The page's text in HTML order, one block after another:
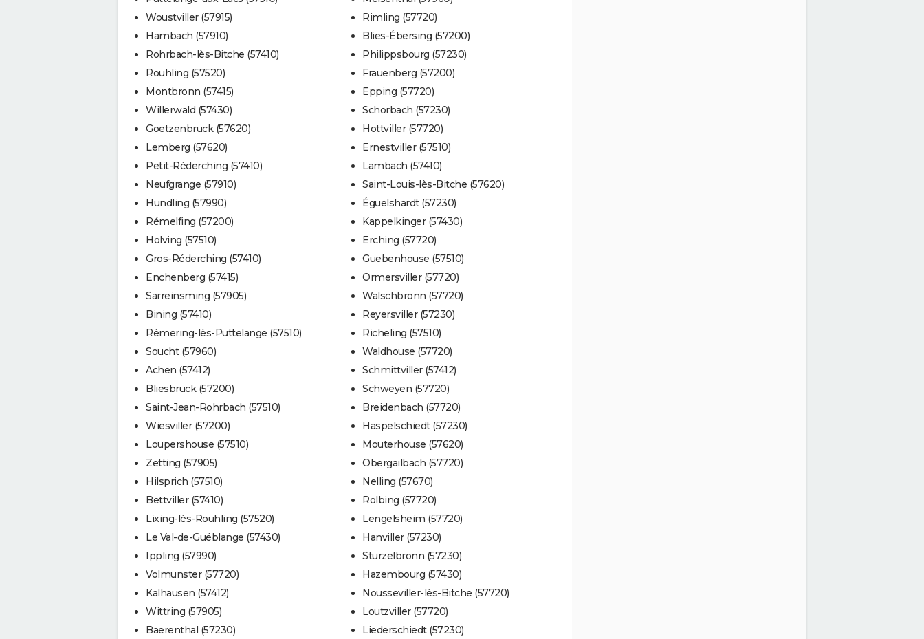
Woustviller (57915)
Hambach (57910)
Rohrbach-lès-Bitche (57410)
Rouhling (57520)
Montbronn (57415)
Willerwald (57430)
Goetzenbruck (57620)
Lemberg (57620)
Petit-Réderching (57410)
Neufgrange (57910)
Hundling (57990)
Rémelfing (57200)
Holving (57510)
Gros-Réderching (57410)
Enchenberg (57415)
Sarreinsming (57905)
Bining (57410)
Rémering-lès-Puttelange (57510)
Soucht (57960)
Achen (57412)
Bliesbruck (57200)
Saint-Jean-Rohrbach (57510)
Wiesviller (57200)
Loupershouse (57510)
Zetting (57905)
Hilsprich (57510)
Bettviller (57410)
Lixing-lès-Rouhling (57520)
Le Val-de-Guéblange (57430)
Ippling (57990)
Volmunster (57720)
Kalhausen (57412)
Wittring (57905)
Baerenthal (57230)
Rimling (57720)
Blies-Ébersing (57200)
Philippsbourg (57230)
Frauenberg (57200)
Epping (57720)
Schorbach (57230)
Hottviller (57720)
Ernestviller (57510)
Lambach (57410)
Saint-Louis-lès-Bitche (57620)
Éguelshardt (57230)
Kappelkinger (57430)
Erching (57720)
Guebenhouse (57510)
Ormersviller (57720)
Walschbronn (57720)
Reyersviller (57230)
Richeling (57510)
Waldhouse (57720)
Schmittviller (57412)
Schweyen (57720)
Breidenbach (57720)
Haspelschiedt (57230)
Mouterhouse (57620)
Obergailbach (57720)
Nelling (57670)
Rolbing (57720)
Lengelsheim (57720)
Hanviller (57230)
Sturzelbronn (57230)
Hazembourg (57430)
Nousseviller-lès-Bitche (57720)
Loutzviller (57720)
Liederschiedt (57230)